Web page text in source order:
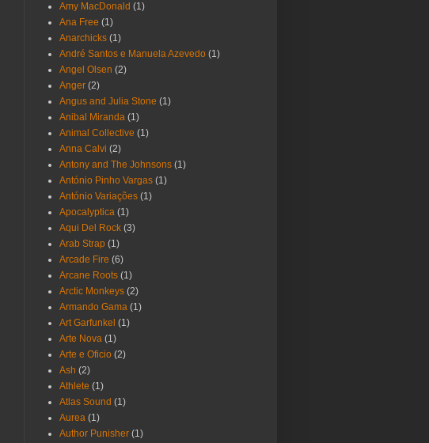
Amy MacDonald (1)
Ana Free (1)
Anarchicks (1)
André Santos e Manuela Azevedo (1)
Angel Olsen (2)
Anger (2)
Angus and Julia Stone (1)
Anibal Miranda (1)
Animal Collective (1)
Anna Calvi (2)
Antony and The Johnsons (1)
António Pinho Vargas (1)
António Variações (1)
Apocalyptica (1)
Aqui Del Rock (3)
Arab Strap (1)
Arcade Fire (6)
Arcane Roots (1)
Arctic Monkeys (2)
Armando Gama (1)
Art Garfunkel (1)
Arte Nova (1)
Arte e Oficio (2)
Ash (2)
Athlete (1)
Atlas Sound (1)
Aurea (1)
Author Punisher (1)